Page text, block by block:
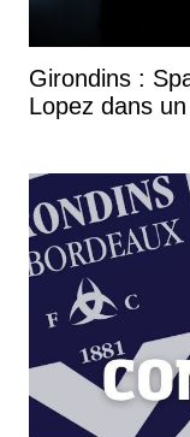
Girondins :
Lopez dans